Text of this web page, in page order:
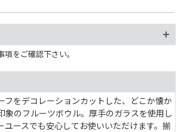
をご確認下さい。
フをデコレーションカットした、どこか懐か
象のフルーツボウル。厚手のガラスを使用し
ユースでも安心してお使いいただけます。揃